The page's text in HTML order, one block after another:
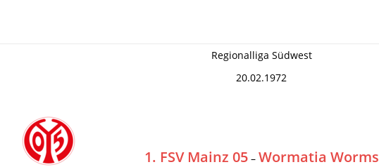
Regionalliga Südwest
20.02.1972
1. FSV Mainz 05 – Wormatia Worms